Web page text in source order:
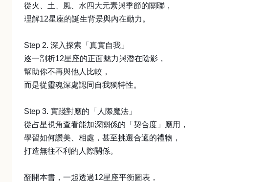
從火、土、風、水四大元素與季節的關聯，
理解12星座的誕生背景與內在動力。
Step 2. 深入探索「真實自我」
逐一剖析12星座的正面魅力與潛在陰影，
幫助你不再與他人比較，
而是從靈魂深處認同自我獨特性。
Step 3. 實踐對應的「人際魔法」
從占星視角查看能加深關係的「契合度」應用，
學習如何讚美、相處，甚至挑選合適的禮物，
打造無往不利的人際關係。
翻開本書，一起透過12星座平衡圖表，